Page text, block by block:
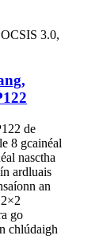
de
8 gcainéal
nasctha
ardluais
an
go
chlúdaigh